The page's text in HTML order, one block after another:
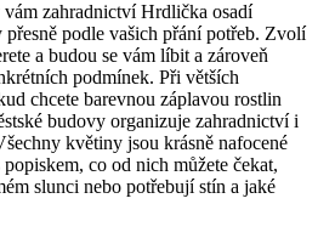
zahradnictví Hrdlička osadí
podle vašich přání potřeb. Zvolí
a budou se vám líbit a zároveň
podmínek. Při větších
chcete barevnou záplavou rostlin
budovy organizuje zahradnictví i
květiny jsou krásně nafocené
co od nich můžete čekat,
slunci nebo potřebují stín a jaké